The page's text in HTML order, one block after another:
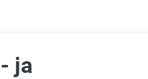
ja